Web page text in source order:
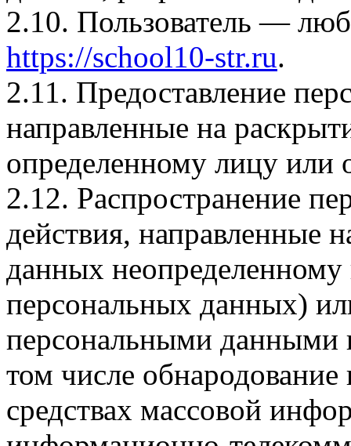
2.10. Пользователь —
https://school10-str.ru.
2.11. Предоставление
направленные на
определенному лицу или
2.12. Распространение
действия, направленные
данных неопределенному
персональных данных)
персональными данными
том числе
средствах массовой